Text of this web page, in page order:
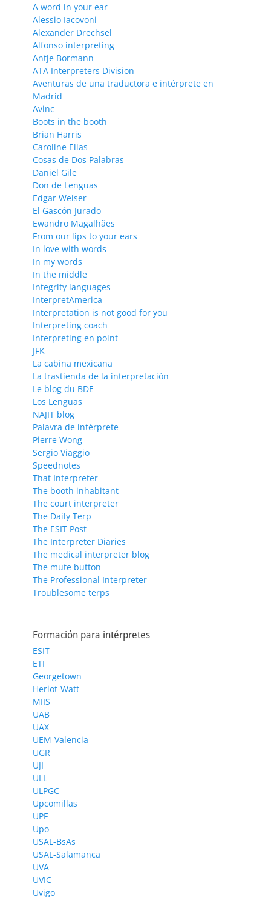
A word in your ear
Alessio Iacovoni
Alexander Drechsel
Alfonso interpreting
Antje Bormann
ATA Interpreters Division
Aventuras de una traductora e intérprete en
Madrid
Avinc
Boots in the booth
Brian Harris
Caroline Elias
Cosas de Dos Palabras
Daniel Gile
Don de Lenguas
Edgar Weiser
El Gascón Jurado
Ewandro Magalhães
From our lips to your ears
In love with words
In my words
In the middle
Integrity languages
InterpretAmerica
Interpretation is not good for you
Interpreting coach
Interpreting en point
JFK
La cabina mexicana
La trastienda de la interpretación
Le blog du BDE
Los Lenguas
NAJIT blog
Palavra de intérprete
Pierre Wong
Sergio Viaggio
Speednotes
That Interpreter
The booth inhabitant
The court interpreter
The Daily Terp
The ESIT Post
The Interpreter Diaries
The medical interpreter blog
The mute button
The Professional Interpreter
Troublesome terps
Formación para intérpretes
ESIT
ETI
Georgetown
Heriot-Watt
MIIS
UAB
UAX
UEM-Valencia
UGR
UJI
ULL
ULPGC
Upcomillas
UPF
Upo
USAL-BsAs
USAL-Salamanca
UVA
UVIC
Uvigo